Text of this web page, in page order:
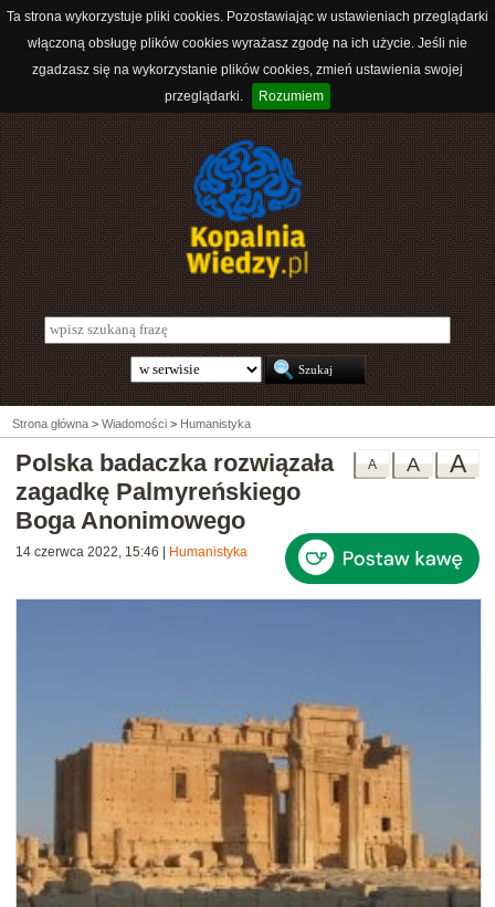
Ta strona wykorzystuje pliki cookies. Pozostawiając w ustawieniach przeglądarki
włączoną obsługę plików cookies wyrażasz zgodę na ich użycie. Jeśli nie
zgadzasz się na wykorzystanie plików cookies, zmień ustawienia swojej
przeglądarki.
Rozumiem
Strona główna > Wiadomości > Humanistyka
A
A
A
Polska badaczka rozwiązała
zagadkę Palmyreńskiego
Boga Anonimowego
14 czerwca 2022, 15:46 Humanistyka